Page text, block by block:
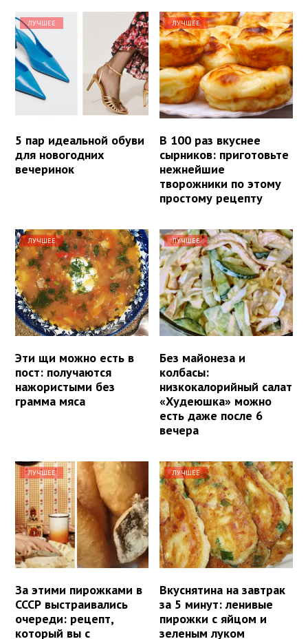
ЛУЧШЕЕ
5 пар идеальной обуви
для новогодних
вечеринок
ЛУЧШЕЕ
В 100 раз вкуснее
сырников: приготовьте
нежнейшие
творожники по этому
простому рецепту
ЛУЧШЕЕ
Эти щи можно есть в
пост: получаются
нажористыми без
грамма мяса
ЛУЧШЕЕ
Без майонеза и
колбасы:
низкокалорийный салат
«Худеюшка» можно
есть даже после 6
вечера
ЛУЧШЕЕ
За этими пирожками в
СССР выстраивались
очереди: рецепт,
который вы с
ЛУЧШЕЕ
Вкуснятина на завтрак
за 5 минут: ленивые
пирожки с яйцом и
зеленым луком